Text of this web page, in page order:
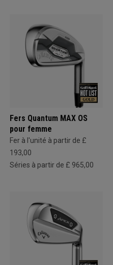
Fers Quantum MAX OS
pour femme
Fer à l'unité à partir de £
193,00
Séries à partir de £ 965,00